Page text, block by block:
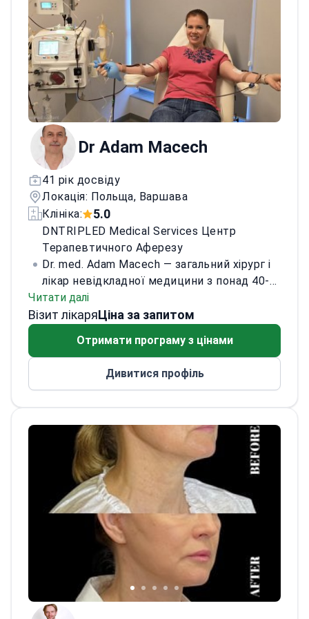
Dr Adam Macech
41 рік досвіду
Локація: Польща, Варшава
Клініка:
5.0
DNTRIPLED Medical Services Центр
Терапевтичного Аферезу
Dr. med. Adam Macech — загальний хірург і
лікар невідкладної медицини з понад 40-
річною практикою в Польщі та за
кордоном. Очолює відділення
Південній лікарні. Також наглядає за
Nowoczesna Afereza. Служив медичним
Працював на передовій у спеціалізованих
лікарнях для хворих на COVID-19. Надавав
медичну допомогу на борту судна в
північній частині Тихого океану.
Медичний університет у Любліні. Пройшов
клінічне стажування NHS у Дорчестері
(Велика Британія). Має післядипломні
дипломи з координації трансплантації
органів і колопроктології Ягеллонського
університету в Кракові.
Працював у
Військовому інституті медицини у
Варшаві, Залізничній лікарні в Прушкуві,
Читати далі
Візит лікаряЦіна за запитом
Отримати програму з цінами
Дивитися профіль